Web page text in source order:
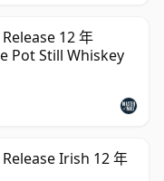
12 年
Pot Still Whiskey
Irish 12 年